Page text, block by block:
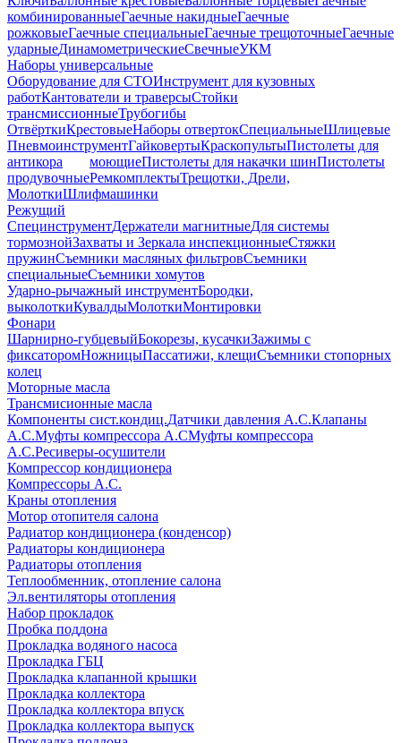
комбинированныеГаечные накидныеГаечные
рожковыеГаечные специальныеГаечные трещоточныеГаечные
ударныеДинамометрическиеСвечныеУКМ
Наборы универсальные
Оборудование для СТОИнструмент для кузовных
работКантователи и траверсыСтойки
трансмиссионныеТрубогибы
ОтвёрткиКрестовыеНаборы отвертокСпециальныеШлицевые
ПневмоинструментГайковертыКраскопультыПистолеты для
антикора
моющиеПистолеты для накачки шинПистолеты
продувочныеРемкомплектыТрещотки, Дрели,
МолоткиШлифмашинки
Режущий
СпецинструментДержатели магнитныеДля системы
тормознойЗахваты и Зеркала инспекционныеСтяжки
пружинСъемники масляных фильтровСъемники
специальныеСъемники хомутов
Ударно-рычажный инструментБородки,
выколоткиКувалдыМолоткиМонтировки
Фонари
Шарнирно-губцевыйБокорезы, кусачкиЗажимы с
фиксаторомНожницыПассатижи, клещиСъемники стопорных
колец
Моторные масла
Трансмисионные масла
Компоненты сист.кондиц.Датчики давления А.С.Клапаны
А.С.Муфты компрессора А.СМуфты компрессора
А.С.Ресиверы-осушители
Компрессор кондиционера
Компрессоры А.С.
Краны отопления
Мотор отопителя салона
Радиатор кондиционера (конденсор)
Радиаторы кондиционера
Радиаторы отопления
Теплообменник, отопление салона
Эл.вентиляторы отопления
Набор прокладок
Пробка поддона
Прокладка водяного насоса
Прокладка ГБЦ
Прокладка клапанной крышки
Прокладка коллектора
Прокладка коллектора впуск
Прокладка коллектора выпуск